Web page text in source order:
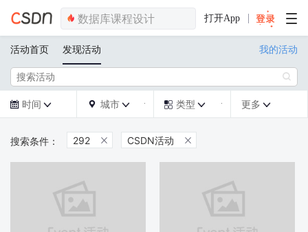
打开App
活动首页 发现活动 我的活动

 时间   城市   类型  更多 
292  CSDN活动 